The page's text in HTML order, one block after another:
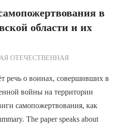
в
области и их
по Редакции
ОТЕЧЕСТВЕННАЯ
речь о воинах, совершивших в
войны на территории
самопожертвования, как
The paper speaks about